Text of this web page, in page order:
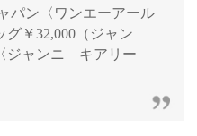
パン〈ワンエーアール
￥32,000（ジャン
ャンニ キアリー